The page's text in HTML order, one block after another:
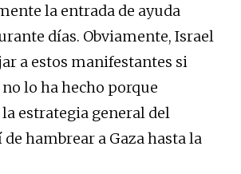
la entrada de ayuda
días. Obviamente, Israel
a estos manifestantes si
lo ha hecho porque
estrategia general del
hambrear a Gaza hasta la